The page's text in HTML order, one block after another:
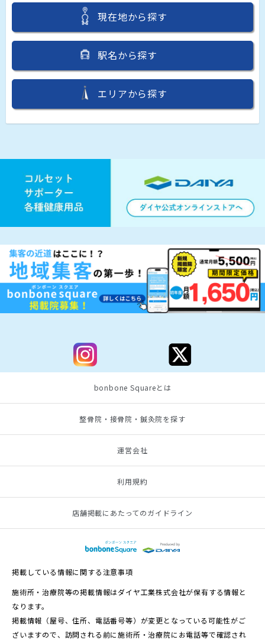
現在地から探す
駅名から探す
エリアから探す
bonbone Squareとは
整骨院・接骨院・鍼灸院を探す
運営会社
利用規約
店舗掲載にあたってのガイドライン
掲載している情報に関する注意事項
施術所・治療院等の掲載情報はダイヤ工業株式会社が保有する情報と
なります。
掲載情報（屋号、住所、電話番号等）が変更となっている可能性がご
ざいますので、訪問される前に施術所・治療院にお電話等で確認され